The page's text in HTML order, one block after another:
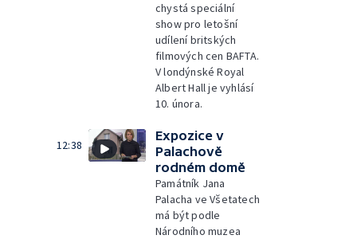
chystá speciální
show pro letošní
udílení britských
filmových cen BAFTA.
V londýnské Royal
Albert Hall je vyhlásí
10. února.
12:38
Expozice v
Palachově
rodném domě
Památník Jana
Palacha ve Všetatech
má být podle
Národního muzea